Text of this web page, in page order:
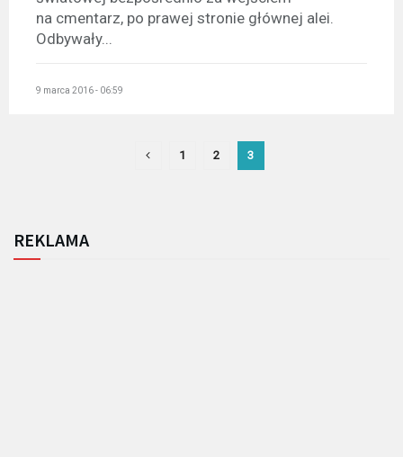
na cmentarz, po prawej stronie głównej alei.
Odbywały...
9 marca 2016 - 06:59
1 2 3
REKLAMA